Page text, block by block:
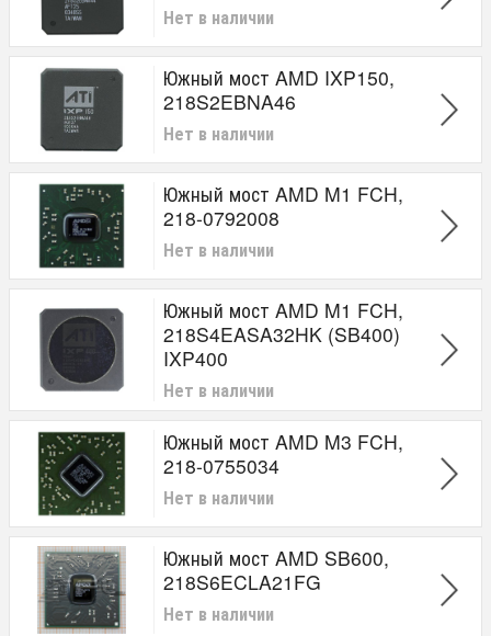
Нет в наличии
Южный мост AMD IXP150,
218S2EBNA46
Нет в наличии
Южный мост AMD M1 FCH,
218-0792008
Нет в наличии
Южный мост AMD M1 FCH,
218S4EASA32HK (SB400)
IXP400
Нет в наличии
Южный мост AMD M3 FCH,
218-0755034
Нет в наличии
Южный мост AMD SB600,
218S6ECLA21FG
Нет в наличии